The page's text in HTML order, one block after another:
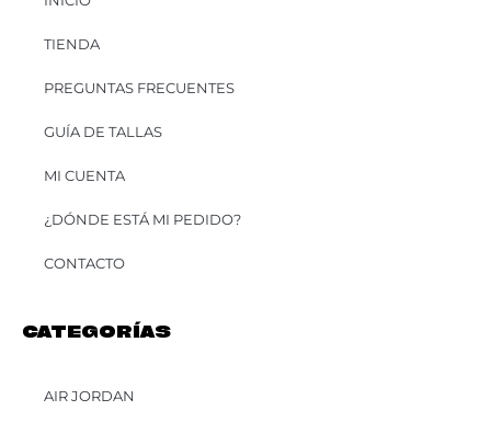
TIENDA
PREGUNTAS FRECUENTES
GUÍA DE TALLAS
MI CUENTA
¿DÓNDE ESTÁ MI PEDIDO?
CONTACTO
CATEGORÍAS
AIR JORDAN